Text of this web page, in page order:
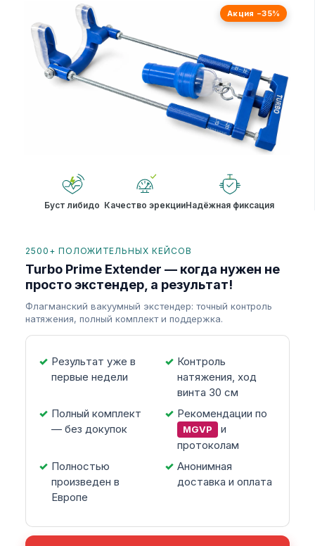
Акция −35%
Буст либидо Качество эрекцииНадёжная фиксация
2500+ ПОЛОЖИТЕЛЬНЫХ КЕЙСОВ
Turbo Prime Extender — когда нужен не
просто экстендер, а результат!
Флагманский вакуумный экстендер: точный контроль
натяжения, полный комплект и поддержка.
Результат уже в
первые недели
Контроль
натяжения, ход
винта 30 см
Полный комплект
— без докупок
Рекомендации по
MGVP
и
протоколам
Полностью
произведен в
Европе
Анонимная
доставка и оплата